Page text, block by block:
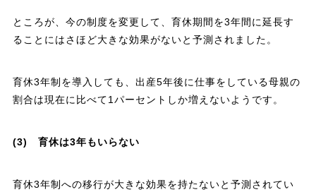
ところが、今の制度を変更して、育休期間を3年間に延長す
ることにはさほど大きな効果がないと予測されました。
育休3年制を導入しても、出産5年後に仕事をしている母親の
割合は現在に比べて1パーセントしか増えないようです。
(3) 育休は3年もいらない
育休3年制への移行が大きな効果を持たないと予測されてい